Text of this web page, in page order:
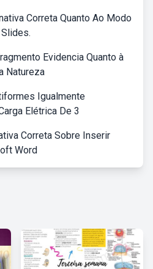
Correta Quanto Ao Modo
Evidencia Quanto à
Natureza
Igualmente
Elétrica De 3
Correta Sobre Inserir
Word